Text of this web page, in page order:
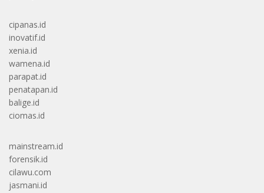
cipanas.id
inovatif.id
xenia.id
wamena.id
parapat.id
penatapan.id
balige.id
ciomas.id
mainstream.id
forensik.id
cilawu.com
jasmani.id